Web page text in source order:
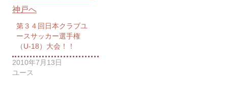
第３４回日本クラブユ
ースサッカー選手権
（U-18）大会！！
2010年7月13日
ユース